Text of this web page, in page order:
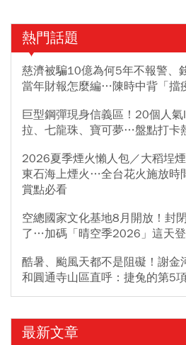
熱門話題
慈濟被騙10億為何5年不報警、
當年財報怎麼編…陳時中背「擋
巨型鋼彈現身信義區！20個人
拉、七龍珠、寶可夢…盤點打卡
2026夏季煙火懶人包／大稻埕煙
東石海上煙火…全台花火施放時
賞點必看
空總國家文化基地8月開放！封
了…加碼「晴空季2026」這天
酷暑、颱風天都不是阻礙！謝金
和圓通寺山區直呼：捷兔的第5
最新文章